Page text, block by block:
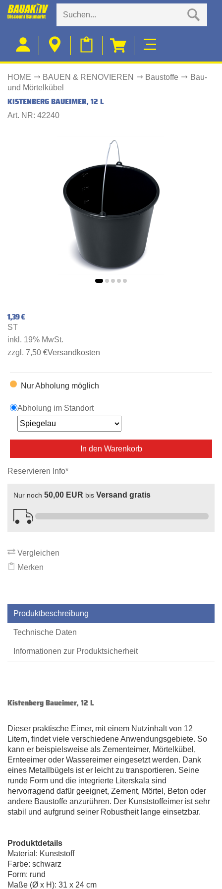
HOME BAUEN & RENOVIEREN Baustoffe
Bau-
und Mörtelkübel
KISTENBERG BAUEIMER, 12 L
Art. NR: 42240
1,39 €
ST
inkl. 19% MwSt.
zzgl. 7,50 €Versandkosten
Nur Abholung möglich
Abholung im Standort
In den Warenkorb
Reservieren Info*
Nur noch 50,00 EUR bis Versand gratis
Vergleichen
Merken
Produktbeschreibung
Technische Daten
Informationen zur Produktsicherheit
Kistenberg Baueimer, 12 L
Dieser praktische Eimer, mit einem Nutzinhalt von 12
Litern, findet viele verschiedene Anwendungsgebiete. So
kann er beispielsweise als Zementeimer, Mörtelkübel,
Ernteeimer oder Wassereimer eingesetzt werden. Dank
eines Metallbügels ist er leicht zu transportieren. Seine
runde Form und die integrierte Literskala sind
hervorragend dafür geeignet, Zement, Mörtel, Beton oder
andere Baustoffe anzurühren. Der Kunststoffeimer ist sehr
stabil und aufgrund seiner Robustheit lange einsetzbar.
Produktdetails
Material: Kunststoff
Farbe: schwarz
Form: rund
Maße (Ø x H): 31 x 24 cm